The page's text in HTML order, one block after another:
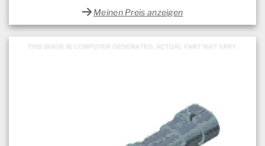
Meinen Preis anzeigen